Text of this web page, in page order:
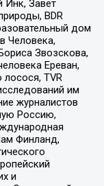
Инк, Завет
BDR
дом
Человека,
Звозскова,
Ереван,
TVR
им
журналистов
Россию,
Финланд,
и